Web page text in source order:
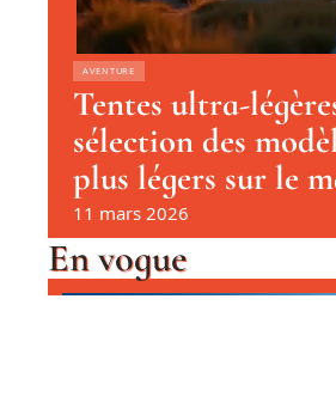
AVENTURE
Tentes ultra-
sélection des
plus légers sur le
11 mars 2026
En vogue